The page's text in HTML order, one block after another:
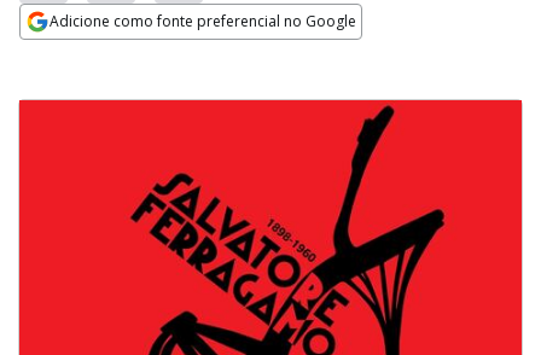
Adicione como fonte preferencial no Google